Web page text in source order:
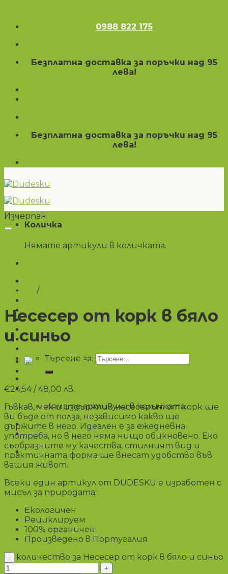
0988 822 175
Безплатна доставка за поръчки над 95
лева!
Безплатна доставка за поръчки над 95
лева!
Количка
Нямате артикули в количката.
Несесери
Промоции
Търсене за:
€0,00 / 0,00 лв.
Нямате артикули в количката.
Изчерпан
Начало /
Несесер от корк в бяло
и синьо
€24,54/ 48,00 лв.
Гъвкав, мек и издържлив несесерът от корк ще
ви бъде от полза, независимо какво ще
държите в него. Идеален е за ежедневна
употреба, но в него няма нищо обикновено. Еко
съобразните му качества, стилният вид и
практичната форма ще внесат удобство във
вашия живот.
Всеки един артикул от DUDESKU е изработен с
мисъл за природата:
Екологичен
Рециклируем
100% органичен
Произведено в Португалия
количество за Несесер от корк в бяло и синьо